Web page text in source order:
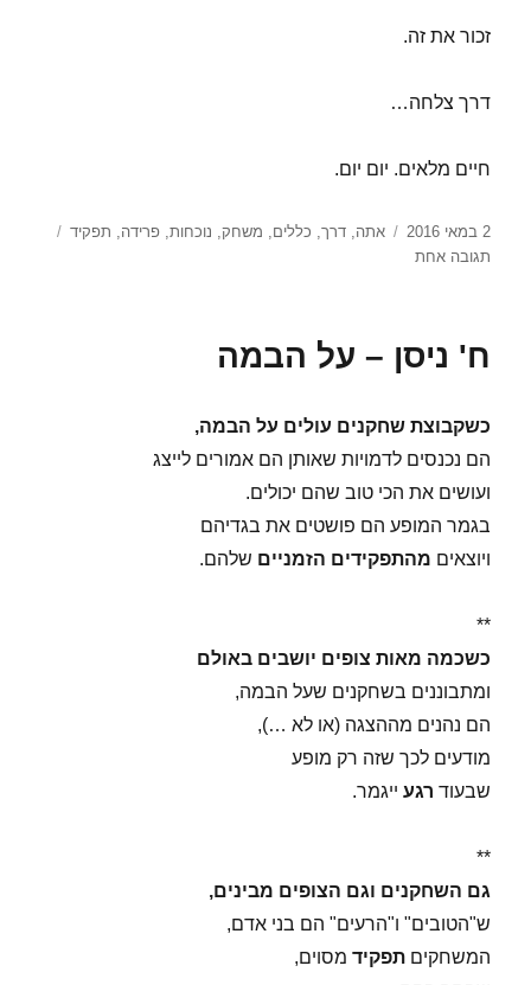
זכור את זה.
דרך צלחה…
חיים מלאים. יום יום.
פורסם
בתאריך
2 במאי 2016 תגיות
אתה,דרך, כללים, משחק, נוכחות,פרידה, תפקיד
תגובה אחתעל
אתה
ח' ניסן – על הבמה
כשקבוצת שחקנים עולים על הבמה,
הם נכנסים לדמויות שאותן הם אמורים לייצג
ועושים את הכי טוב שהם יכולים.
בגמר המופע הם פושטים את בגדיהם
ויוצאים מהתפקידים הזמניים שלהם.
**
כשכמה מאות צופים יושבים באולם
ומתבוננים בשחקנים שעל הבמה,
הם נהנים מההצגה (או לא …),
מודעים לכך שזה רק מופע
שבעוד רגע ייגמר.
**
גם השחקנים וגם הצופים מבינים,
ש"הטובים" ו"הרעים" הם בני אדם,
המשחקיםתפקיד מסוים,